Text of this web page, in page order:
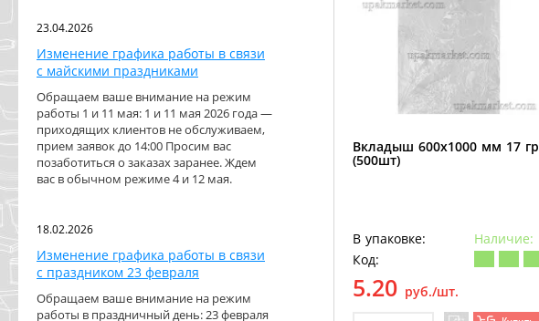
23.04.2026
Изменение графика работы в связи
с майскими праздниками
Обращаем ваше внимание на режим
работы 1 и 11 мая: 1 и 11 мая 2026 года —
приходящих клиентов не обслуживаем,
прием заявок до 14:00 Просим вас
позаботиться о заказах заранее. Ждем
вас в обычном режиме 4 и 12 мая.
18.02.2026
Изменение графика работы в связи
с праздником 23 февраля
Обращаем ваше внимание на режим
работы в праздничный день: 23 февраля
Вкладыш 600х1000 мм 17 гр
(500шт)
В упаковке:
Наличие:
Код:
5.20 руб./шт.